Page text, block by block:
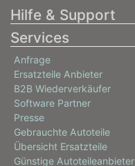
Hilfe & Support
Services
Anfrage
Ersatzteile Anbieter
B2B Wiederverkäufer
Software Partner
Presse
Gebrauchte Autoteile
Übersicht Ersatzteile
Günstige Autoteileanbieter